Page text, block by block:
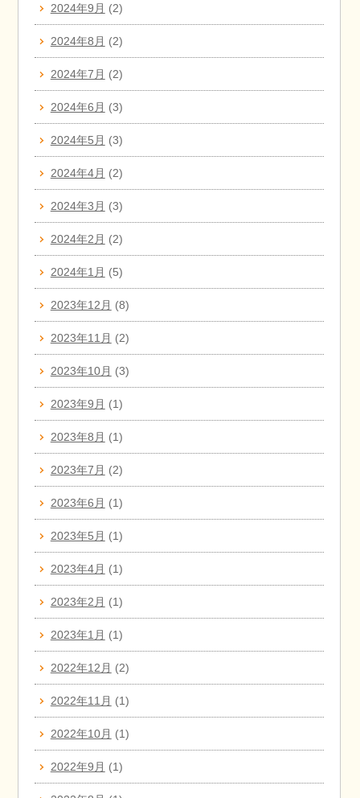
2024年9月 (2)
2024年8月 (2)
2024年7月 (2)
2024年6月 (3)
2024年5月 (3)
2024年4月 (2)
2024年3月 (3)
2024年2月 (2)
2024年1月 (5)
2023年12月 (8)
2023年11月 (2)
2023年10月 (3)
2023年9月 (1)
2023年8月 (1)
2023年7月 (2)
2023年6月 (1)
2023年5月 (1)
2023年4月 (1)
2023年2月 (1)
2023年1月 (1)
2022年12月 (2)
2022年11月 (1)
2022年10月 (1)
2022年9月 (1)